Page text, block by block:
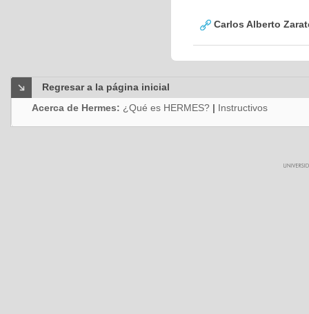
Carlos Alberto
Regresar a la página inicial
Acerca de Hermes: ¿Qué es HERMES? | Instructivos